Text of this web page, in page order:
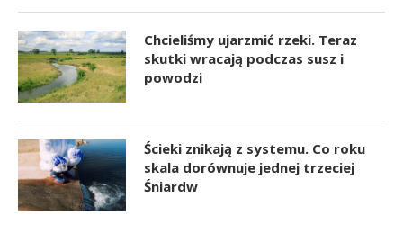
Chcieliśmy ujarzmić rzeki. Teraz
skutki wracają podczas susz i
powodzi
Ścieki znikają z systemu. Co roku
skala dorównuje jednej trzeciej
Śniardw